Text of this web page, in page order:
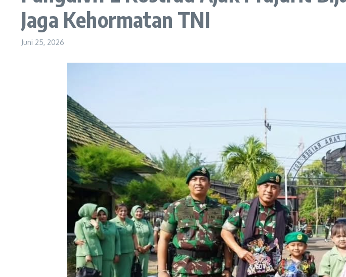
Jaga Kehormatan TNI
Juni 25, 2026